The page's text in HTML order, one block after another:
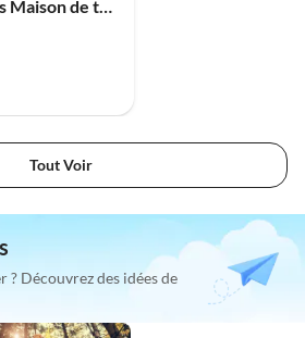
Tout Voir
? Découvrez des idées de